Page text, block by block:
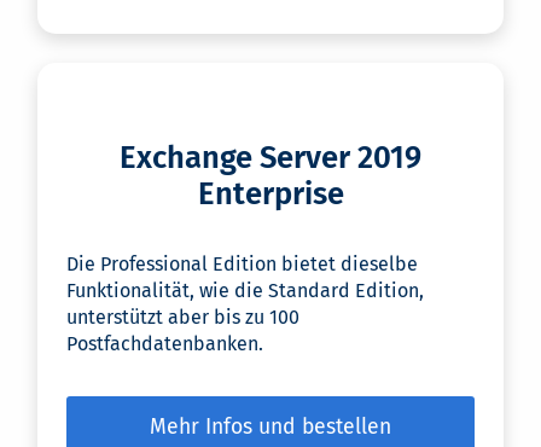
Exchange Server 2019
Enterprise
Die Professional Edition bietet dieselbe
Funktionalität, wie die Standard Edition,
unterstützt aber bis zu 100
Postfachdatenbanken.
Mehr Infos und bestellen